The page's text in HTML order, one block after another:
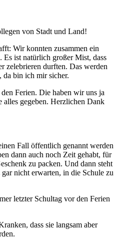
von Stadt und Land!
Wir konnten zusammen ein
Es ist natürlich großer Mist, dass
zelebrieren durften. Das werden
da bin ich mir sicher.
Ferien. Die haben wir uns ja
gegeben. Herzlichen Dank
Fall öffentlich genannt werden
dann auch noch Zeit gehabt, für
zu packen. Und dann steht
nicht erwarten, in die Schule zu
letzter Schultag vor den Ferien
dass sie langsam aber